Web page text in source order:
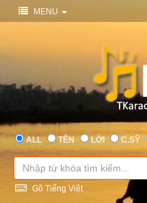
MENU
ALL TÊN LỜI C.SỸ
Gõ Tiếng Việt